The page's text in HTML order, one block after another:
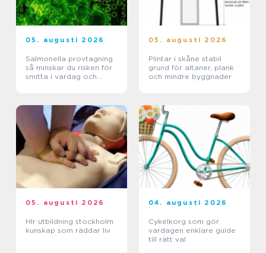
05. augusti 2026
Salmonella provtagning
så minskar du risken för
smitta i vardag och
05. augusti 2026
Plintar i skåne stabil
grund för altaner, plank
och mindre byggnader
05. augusti 2026
Hlr utbildning stockholm
kunskap som räddar liv
04. augusti 2026
Cykelkorg som gör
vardagen enklare guide
till rätt val